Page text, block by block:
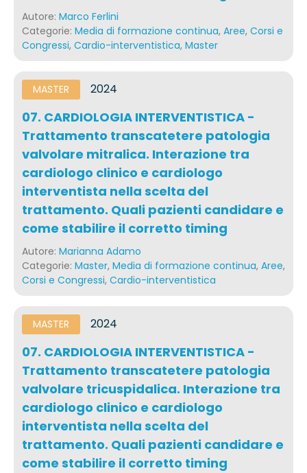
Autore: Marco Ferlini
Categorie: Media di formazione continua, Aree, Corsi e
Congressi, Cardio-interventistica, Master
MASTER 2024
07. CARDIOLOGIA INTERVENTISTICA -
Trattamento transcatetere patologia
valvolare mitralica. Interazione tra
cardiologo clinico e cardiologo
interventista nella scelta del
trattamento. Quali pazienti candidare e
come stabilire il corretto timing
Autore: Marianna Adamo
Categorie: Master, Media di formazione continua, Aree,
Corsi e Congressi, Cardio-interventistica
MASTER 2024
07. CARDIOLOGIA INTERVENTISTICA -
Trattamento transcatetere patologia
valvolare tricuspidalica. Interazione tra
cardiologo clinico e cardiologo
interventista nella scelta del
trattamento. Quali pazienti candidare e
come stabilire il corretto timing